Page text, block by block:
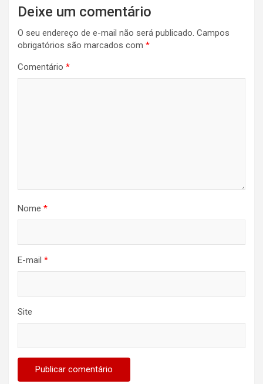
Deixe um comentário
O seu endereço de e-mail não será publicado. Campos
obrigatórios são marcados com *
Comentário *
Nome *
E-mail *
Site